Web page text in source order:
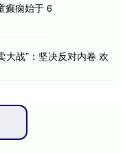
癫痫始于 6
大战”：坚决反对内卷 欢